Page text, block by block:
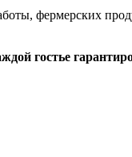
фермерских
гостье